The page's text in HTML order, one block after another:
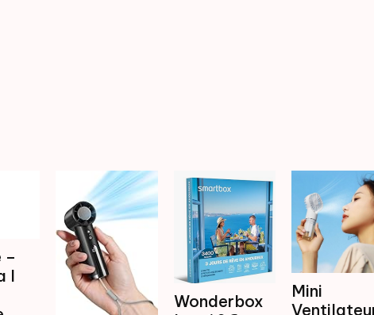
–
I
Wonderbox
Mini